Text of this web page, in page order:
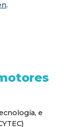
.
e